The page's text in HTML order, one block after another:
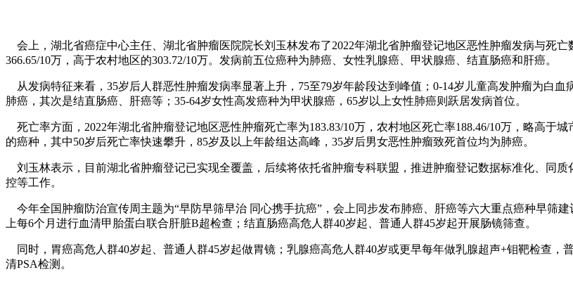
会上，湖北省癌症中心主任、湖北省肿瘤医院院长刘玉林发布了2022年湖北省肿瘤登记地区恶性肿瘤发病与死
366.65/10万，高于农村地区的303.72/10万。发病前五位癌种为肺癌、女性乳腺癌、甲状腺癌、结直肠癌和肝癌。
从发病特征来看，35岁后人群恶性肿瘤发病率显著上升，75至79岁年龄段达到峰值；0-14岁儿童高发肿瘤为白
肺癌，其次是结直肠癌、肝癌等；35-64岁女性高发癌种为甲状腺癌，65岁以上女性肺癌则跃居发病首位。
死亡率方面，2022年湖北省肿瘤登记地区恶性肿瘤死亡率为183.83/10万，农村地区死亡率188.46/10万，略高于
的癌种，其中50岁后死亡率快速攀升，85岁及以上年龄组达高峰，35岁后男女恶性肿瘤致死首位均为肺癌。
刘玉林表示，目前湖北省肿瘤登记已实现全覆盖，后续将依托省肿瘤专科联盟，推进肿瘤登记数据标准化、同
控等工作。
今年全国肿瘤防治宣传周主题为“早防早筛早治 同心携手抗癌”，会上同步发布肺癌、肝癌等六大重点癌种早筛
上每6个月进行血清甲胎蛋白联合肝脏B超检查；结直肠癌高危人群40岁起、普通人群45岁起开展肠镜筛查。
同时，胃癌高危人群40岁起、普通人群45岁起做胃镜；乳腺癌高危人群40岁或更早每年做乳腺超声+钼靶检查，
清PSA检测。